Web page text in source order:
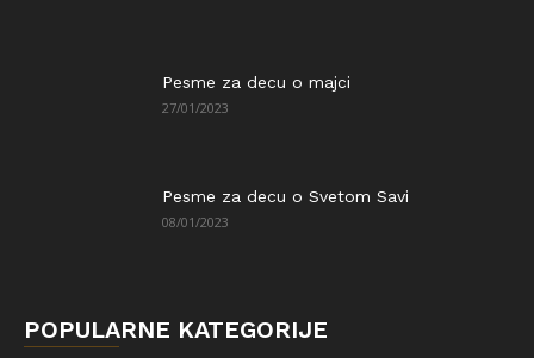
Pesme za decu o majci
27/01/2023
Pesme za decu o Svetom Savi
08/01/2023
POPULARNE KATEGORIJE